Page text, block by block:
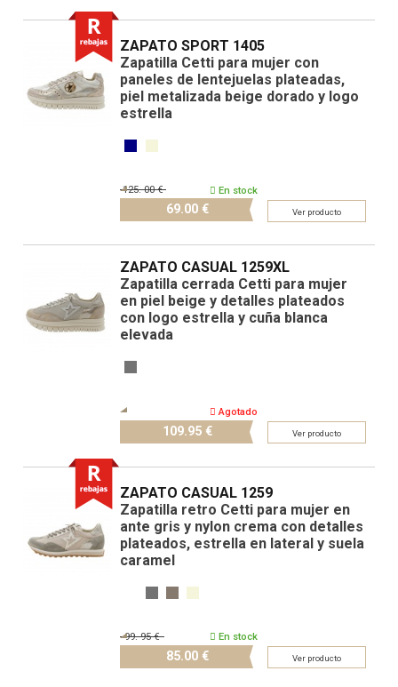
ZAPATO SPORT 1405
Zapatilla Cetti para mujer con
paneles de lentejuelas plateadas,
piel metalizada beige dorado y logo
estrella
En stock
125.00 €
69.00 € Ver producto
ZAPATO CASUAL 1259XL
Zapatilla cerrada Cetti para mujer
en piel beige y detalles plateados
con logo estrella y cuña blanca
elevada
Agotado
109.95 € Ver producto
ZAPATO CASUAL 1259
Zapatilla retro Cetti para mujer en
ante gris y nylon crema con detalles
plateados, estrella en lateral y suela
caramel
En stock
99.95 €
85.00 € Ver producto